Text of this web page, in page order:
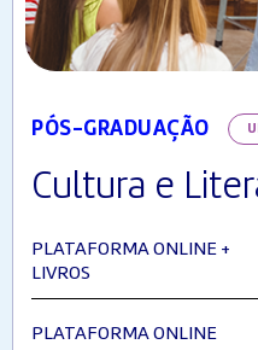
PÓS-GRADUAÇÃO
Cultura e
PLATAFORMA ONLINE +
LIVROS
PLATAFORMA ONLINE